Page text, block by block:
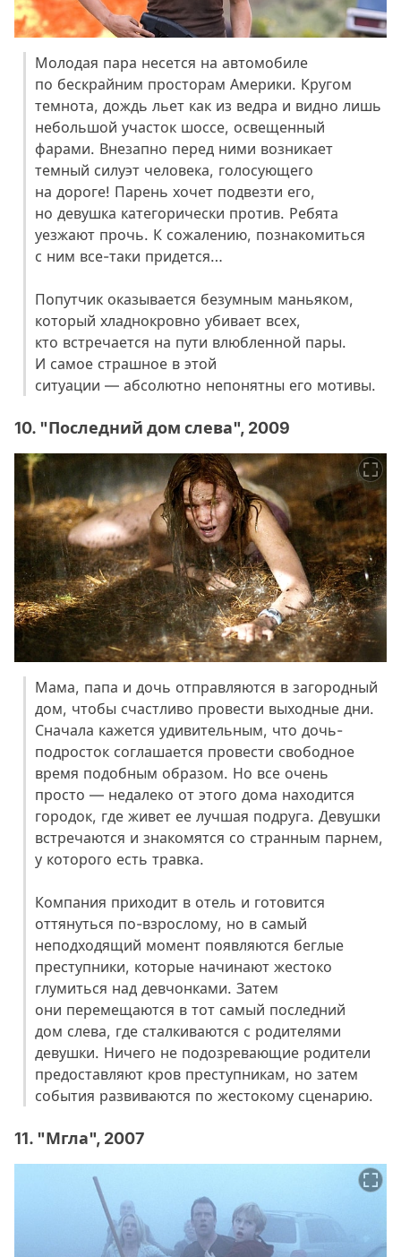
Молодая пара несется на автомобиле
по бескрайним просторам Америки. Кругом
темнота, дождь льет как из ведра и видно лишь
небольшой участок шоссе, освещенный
фарами. Внезапно перед ними возникает
темный силуэт человека, голосующего
на дороге! Парень хочет подвезти его,
но девушка категорически против. Ребята
уезжают прочь. К сожалению, познакомиться
с ним все-таки придется…
Попутчик оказывается безумным маньяком,
который хладнокровно убивает всех,
кто встречается на пути влюбленной пары.
И самое страшное в этой
ситуации — абсолютно непонятны его мотивы.
10. "Последний дом слева", 2009
Мама, папа и дочь отправляются в загородный
дом, чтобы счастливо провести выходные дни.
Сначала кажется удивительным, что дочь-
подросток соглашается провести свободное
время подобным образом. Но все очень
просто — недалеко от этого дома находится
городок, где живет ее лучшая подруга. Девушки
встречаются и знакомятся со странным парнем,
у которого есть травка.
Компания приходит в отель и готовится
оттянуться по-взрослому, но в самый
неподходящий момент появляются беглые
преступники, которые начинают жестоко
глумиться над девчонками. Затем
они перемещаются в тот самый последний
дом слева, где сталкиваются с родителями
девушки. Ничего не подозревающие родители
предоставляют кров преступникам, но затем
события развиваются по жестокому сценарию.
11. "Мгла", 2007